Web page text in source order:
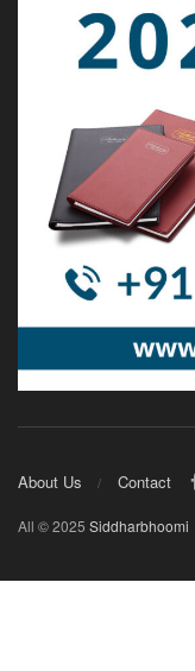
About Us Contact
All © 2025 Siddharbhoomi